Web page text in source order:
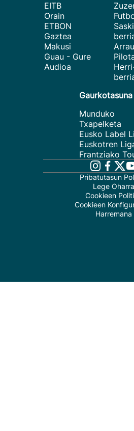
EITB
Orain
ETBON
Gaztea
Makusi
Guau - Gure
Audioa
Gaurkotasuna
Munduko
Txapelketa
Eusko Label
Euskotren
Frantziako
Pribatutasun
Lege Oharra
Cookieen
Cookieen
Harremana